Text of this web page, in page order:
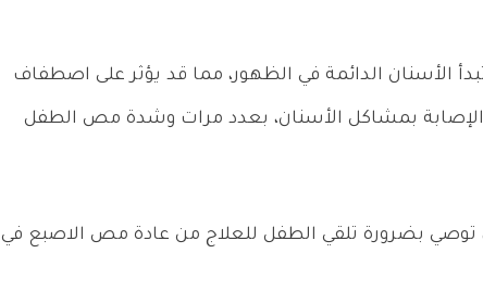
تبدأ الأسنان الدائمة في الظهور، مما قد يؤثر على اصطفاف
بمشاكل الأسنان، بعدد مرات وشدة مص الطفل
توصي بضرورة تلقي الطفل للعلاج من عادة مص الاصبع في